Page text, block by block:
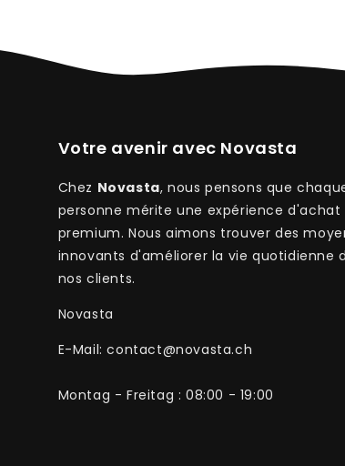
Votre avenir avec Novasta
Chez Novasta, nous pensons que
personne mérite une expérience d'achat
premium. Nous aimons trouver des
innovants d'améliorer la vie quotidienne
nos clients.
Novasta
E-Mail: contact@novasta.ch
Montag - Freitag : 08:00 - 19:00